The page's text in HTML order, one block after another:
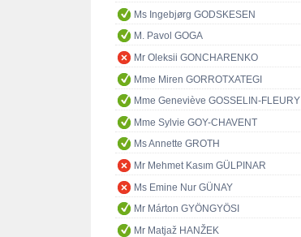
Ms Ingebjørg GODSKESEN
M. Pavol GOGA
Mr Oleksii GONCHARENKO
Mme Miren GORROTXATEGI
Mme Geneviève GOSSELIN-FLEURY
Mme Sylvie GOY-CHAVENT
Ms Annette GROTH
Mr Mehmet Kasım GÜLPINAR
Ms Emine Nur GÜNAY
Mr Márton GYÖNGYÖSI
Mr Matjaž HANŽEK